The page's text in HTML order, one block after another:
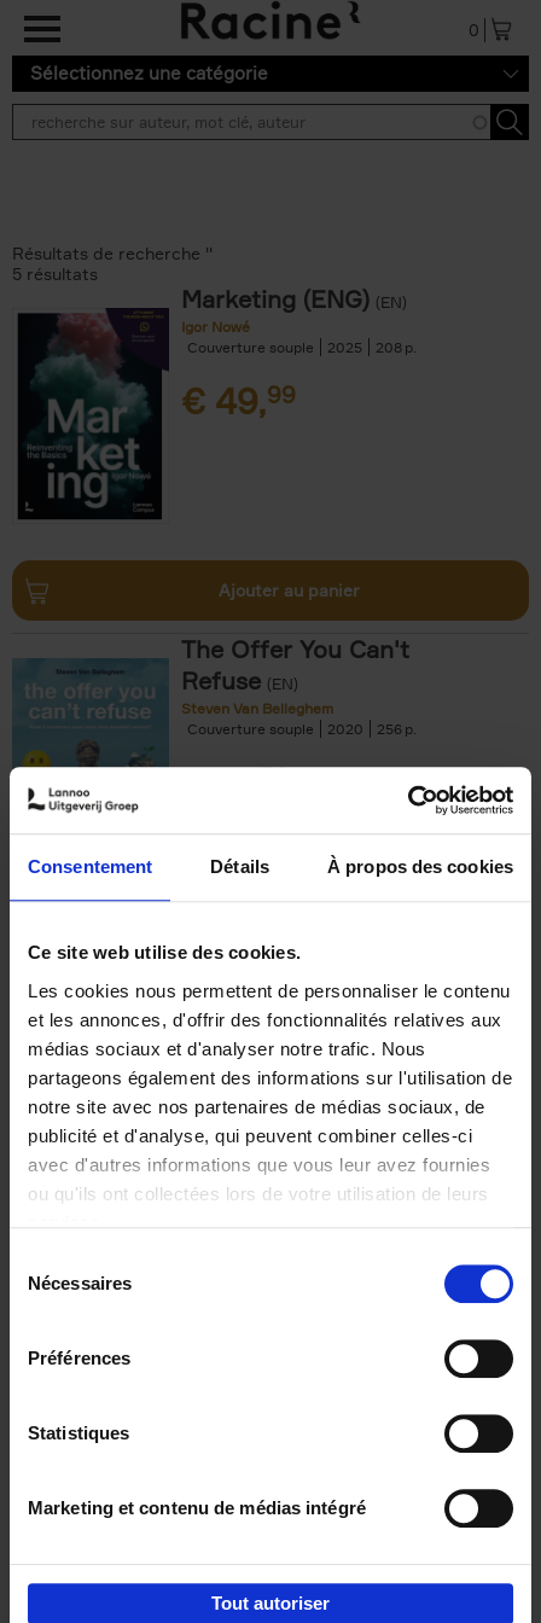
Consentement Détails À propos des cookies
Ce site web utilise des cookies.
Les cookies nous permettent de personnaliser le contenu
et les annonces, d'offrir des fonctionnalités relatives aux
médias sociaux et d'analyser notre trafic. Nous
partageons également des informations sur l'utilisation de
notre site avec nos partenaires de médias sociaux, de
publicité et d'analyse, qui peuvent combiner celles-ci
avec d'autres informations que vous leur avez fournies
ou qu'ils ont collectées lors de votre utilisation de leurs
Nécessaires
Préférences
Statistiques
Marketing et contenu de médias intégré
Tout autoriser
Aller au contenu principal
0
Sélectionnez une catégorie
Résultats de recherche ''
5 résultats
Marketing (ENG) (EN)
Igor Nowé
Couverture souple
2025 208
€ 49,99
Ajouter au panier
The Offer You Can't
Refuse (EN)
Steven Van Belleghem
Couverture souple
2020 256
€37,50
Building Bonds = Building
Business
Jochen Roef Jozefien De Feyter
Carolien Boom
Couverture souple
2025 200
€29,99
Digital marketing like a PRO -
completely revised edition (EN)